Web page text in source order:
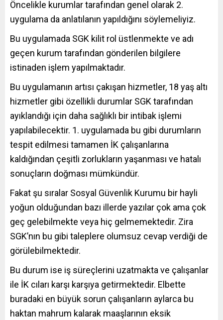
Öncelikle kurumlar tarafından genel olarak 2.
uygulama da anlatılanın yapıldığını söylemeliyiz.
Bu uygulamada SGK kilit rol üstlenmekte ve adı
geçen kurum tarafından gönderilen bilgilere
istinaden işlem yapılmaktadır.
Bu uygulamanın artısı çakışan hizmetler, 18 yaş altı
hizmetler gibi özellikli durumlar SGK tarafından
ayıklandığı için daha sağlıklı bir intibak işlemi
yapılabilecektir. 1. uygulamada bu gibi durumların
tespit edilmesi tamamen İK çalışanlarına
kaldığından çeşitli zorlukların yaşanması ve hatalı
sonuçların doğması mümkündür.
Fakat şu sıralar Sosyal Güvenlik Kurumu bir hayli
yoğun olduğundan bazı illerde yazılar çok ama çok
geç gelebilmekte veya hiç gelmemektedir. Zira
SGK’nın bu gibi taleplere olumsuz cevap verdiği de
görülebilmektedir.
Bu durum ise iş süreçlerini uzatmakta ve çalışanlar
ile İK cıları karşı karşıya getirmektedir. Elbette
buradaki en büyük sorun çalışanların aylarca bu
haktan mahrum kalarak maaşlarının eksik